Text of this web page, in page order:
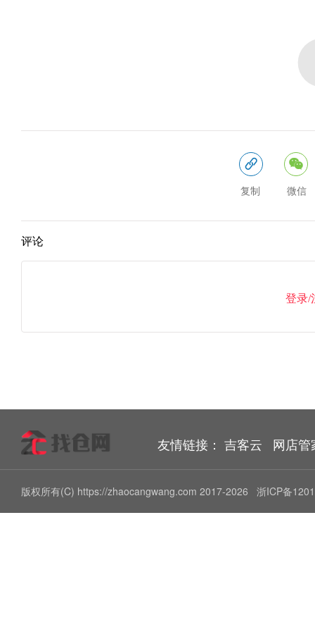
复制 微信
评论
登录/
友情链接： 吉客云 网店管
版权所有(C) https://zhaocangwang.com 2017-2026 浙ICP备